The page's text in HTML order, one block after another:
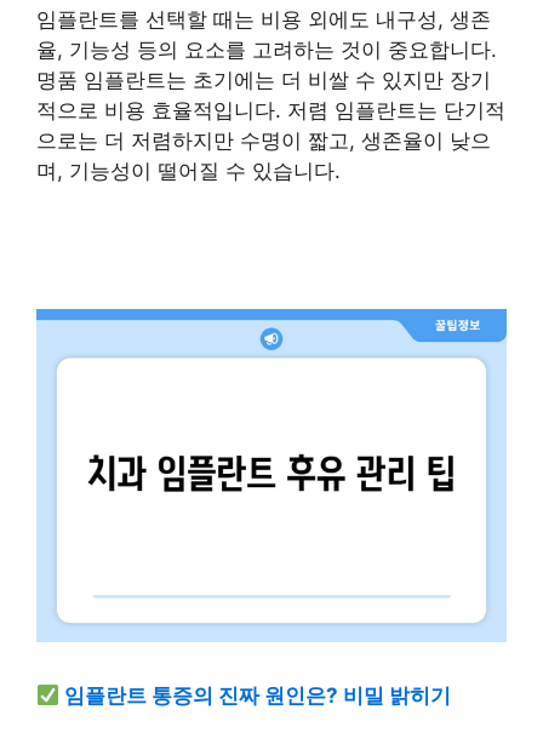
임플란트를 선택할 때는 비용 외에도 내구성, 생존
율, 기능성 등의 요소를 고려하는 것이 중요합니다.
명품 임플란트는 초기에는 더 비쌀 수 있지만 장기
적으로 비용 효율적입니다. 저렴 임플란트는 단기적
으로는 더 저렴하지만 수명이 짧고, 생존율이 낮으
며, 기능성이 떨어질 수 있습니다.
임플란트 통증의 진짜 원인은? 비밀 밝히기